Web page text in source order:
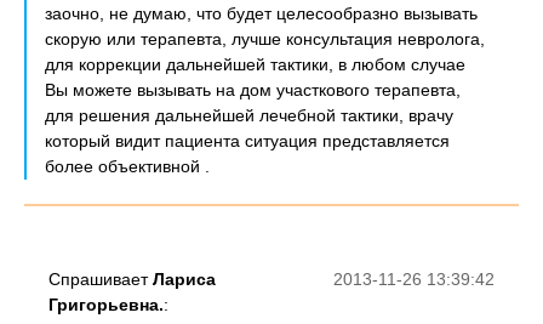
заочно, не думаю, что будет целесообразно вызывать
скорую или терапевта, лучше консультация невролога,
для коррекции дальнейшей тактики, в любом случае
Вы можете вызывать на дом участкового терапевта,
для решения дальнейшей лечебной тактики, врачу
который видит пациента ситуация представляется
более объективной .
2013-11-26 13:39:42
СпрашиваетЛариса
Григорьевна.: